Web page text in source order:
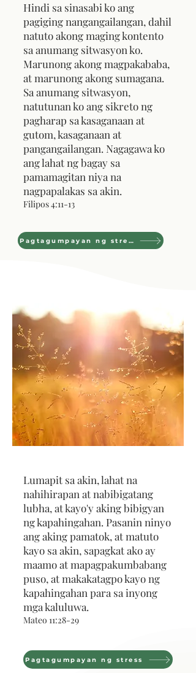
Hindi sa sinasabi ko ang
pagiging nangangailangan, dahil
natuto akong maging kontento
sa anumang sitwasyon ko.
Marunong akong magpakababa,
at marunong akong sumagana.
Sa anumang sitwasyon,
natutunan ko ang sikreto ng
pagharap sa kasaganaan at
gutom, kasaganaan at
pangangailangan. Nagagawa ko
ang lahat ng bagay sa
pamamagitan niya na
nagpapalakas sa akin.
Filipos 4:11-13
Pagtagumpayan ng stress
Lumapit sa akin, lahat na
nahihirapan at nabibigatang
lubha, at kayo'y aking bibigyan
ng kapahingahan. Pasanin ninyo
ang aking pamatok, at matuto
kayo sa akin, sapagkat ako ay
maamo at mapagpakumbabang
puso, at makakatagpo kayo ng
kapahingahan para sa inyong
mga kaluluwa.
Mateo 11:28-29
Pagtagumpayan ng stress